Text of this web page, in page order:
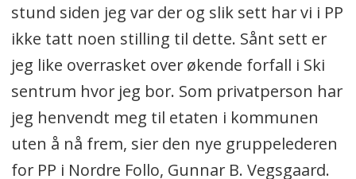
stund siden jeg var der og slik sett har vi i PP
ikke tatt noen stilling til dette. Sånt sett er
jeg like overrasket over økende forfall i Ski
sentrum hvor jeg bor. Som privatperson har
jeg henvendt meg til etaten i kommunen
uten å nå frem, sier den nye gruppelederen
for PP i Nordre Follo, Gunnar B. Vegsgaard.